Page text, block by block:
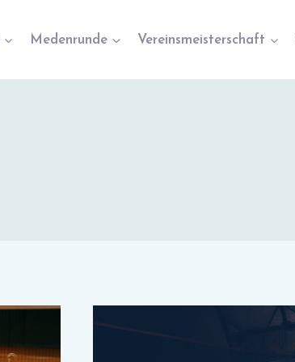
Medenrunde Vereinsmeisterschaft